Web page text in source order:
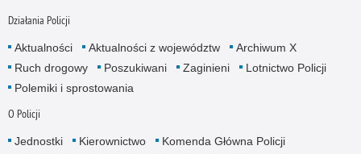
Działania Policji
Aktualności Aktualności z województw
Archiwum X
Ruch drogowy
Poszukiwani Zaginieni
Lotnictwo Policji
Polemiki i sprostowania
O Policji
Jednostki Kierownictwo
Komenda Główna Policji